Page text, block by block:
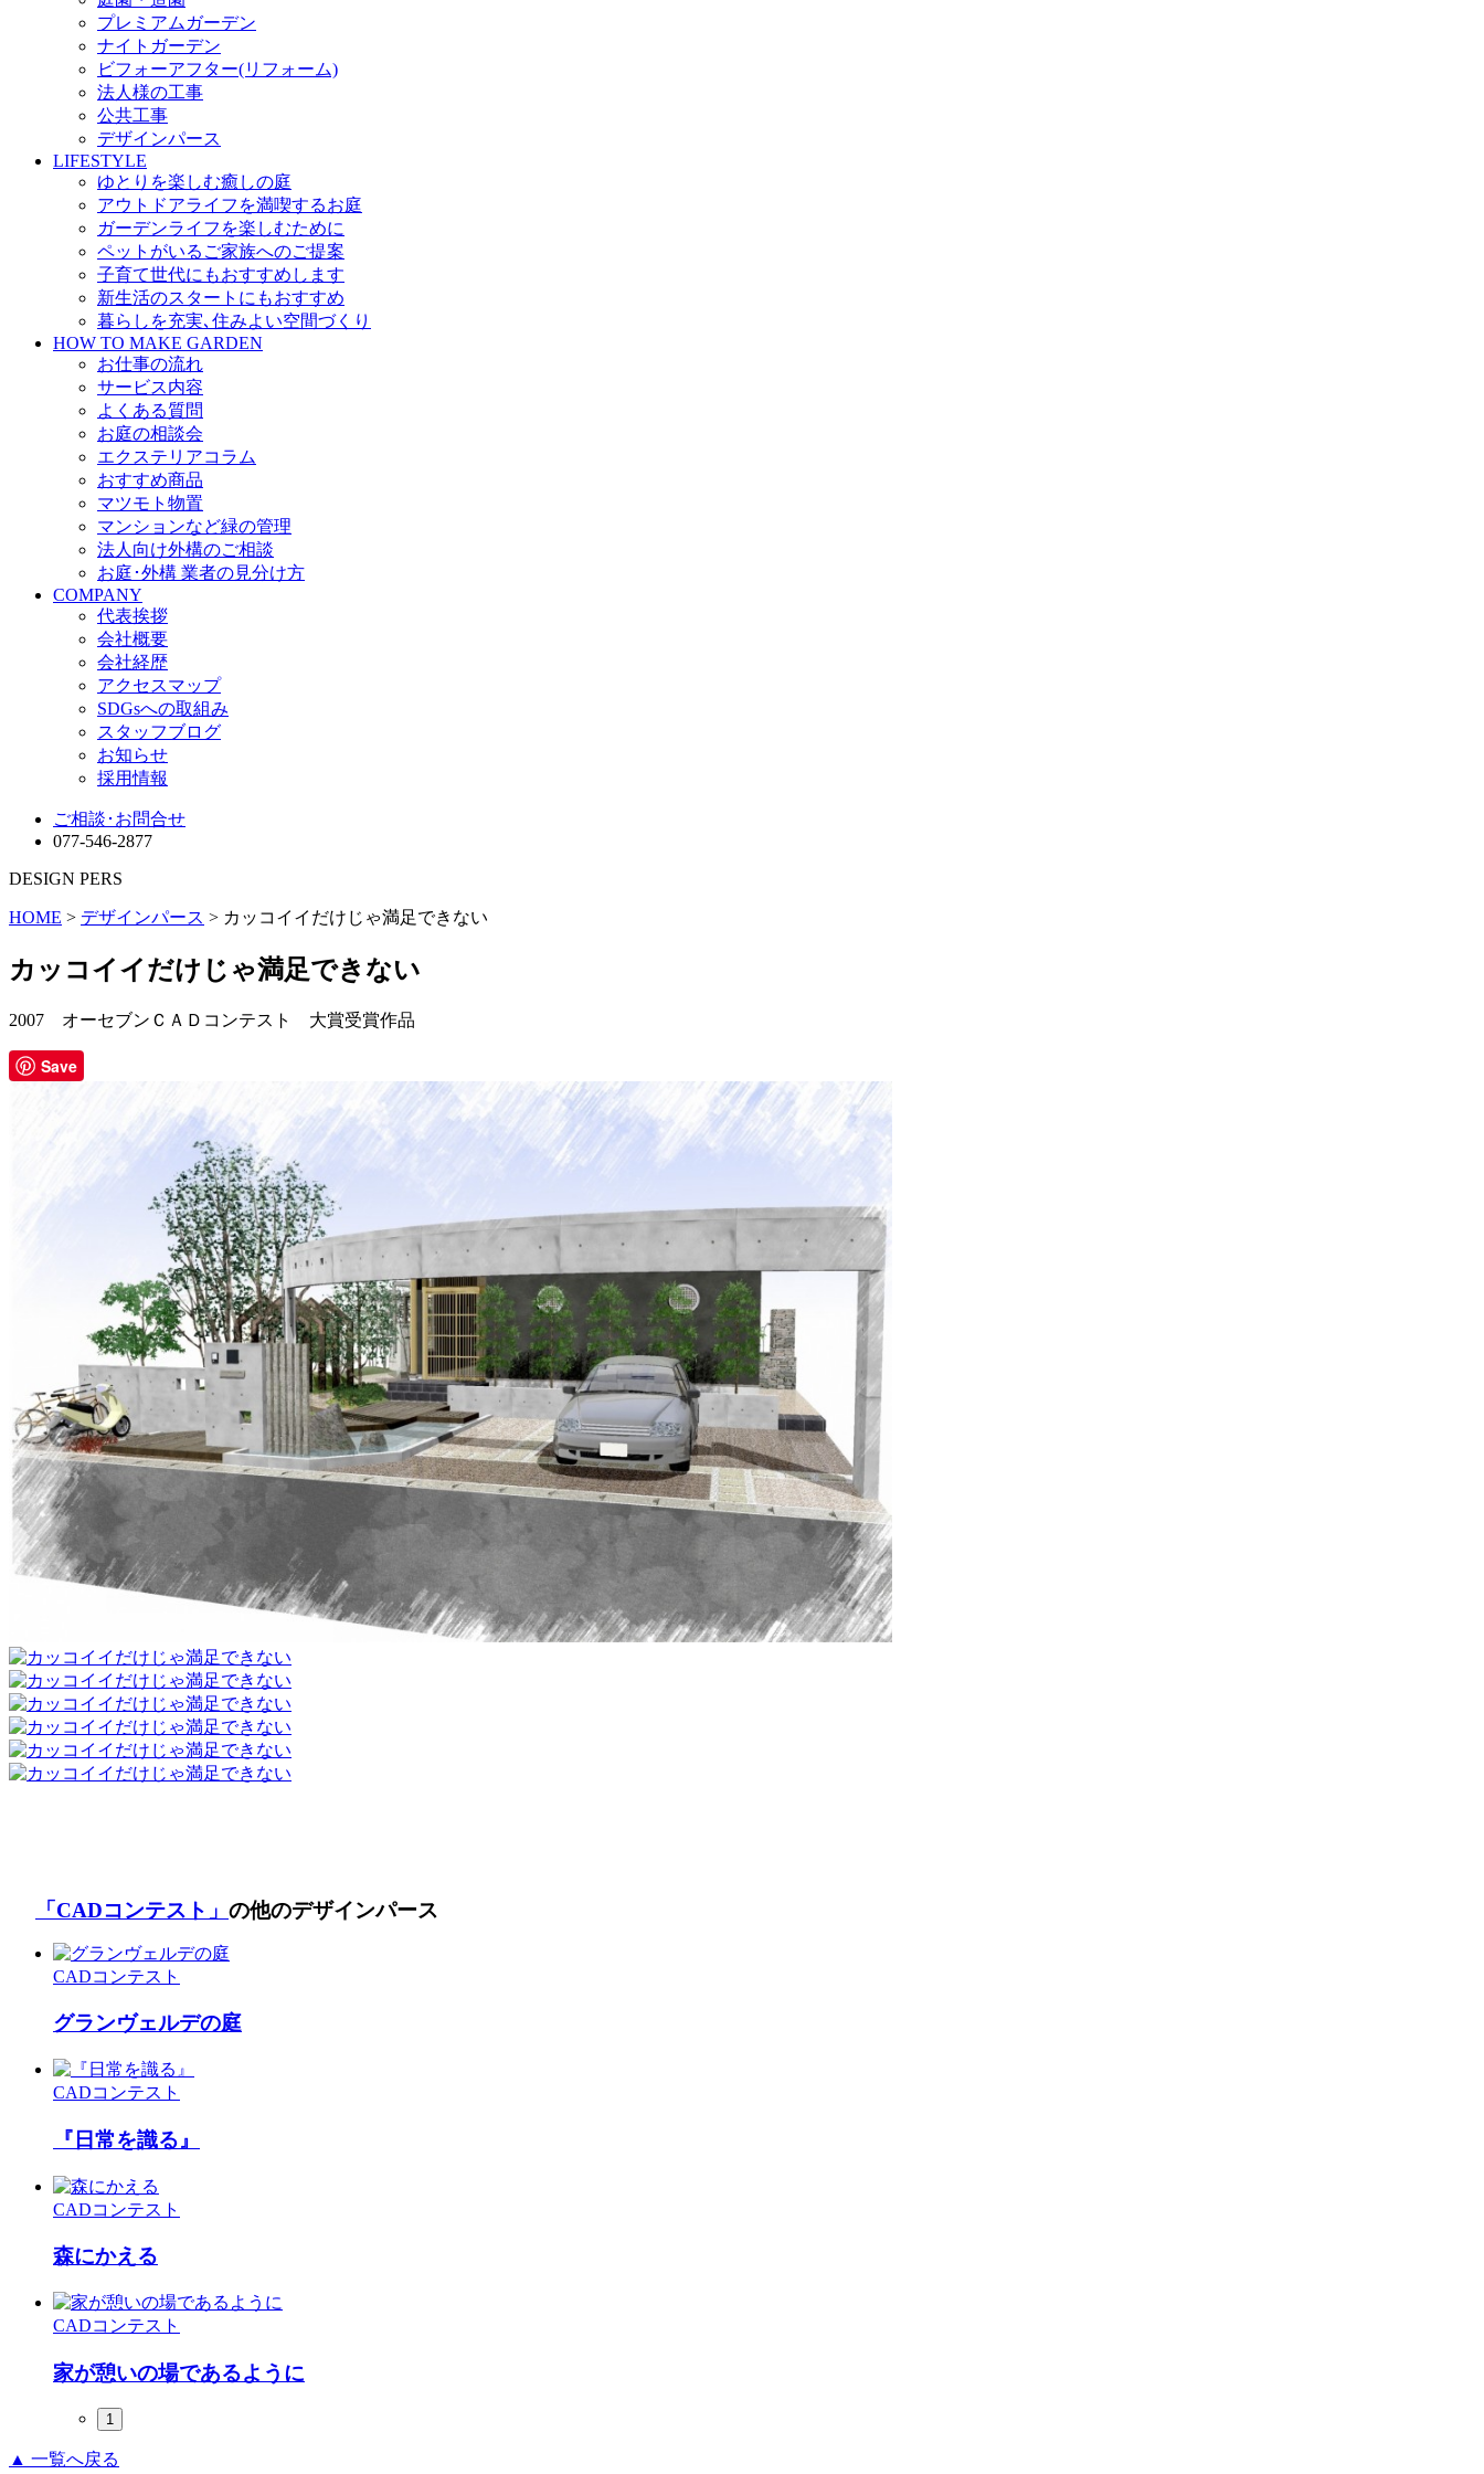
プレミアムガーデン
ナイトガーデン
ビフォーアフター(リフォーム)
法人様の工事
公共工事
デザインパース
LIFESTYLE
ゆとりを楽しむ癒しの庭
アウトドアライフを満喫するお庭
ガーデンライフを楽しむために
ペットがいるご家族へのご提案
子育て世代にもおすすめします
新生活のスタートにもおすすめ
暮らしを充実､住みよい空間づくり
HOW TO MAKE GARDEN
お仕事の流れ
サービス内容
よくある質問
お庭の相談会
エクステリアコラム
おすすめ商品
マツモト物置
マンションなど緑の管理
法人向け外構のご相談
お庭･外構 業者の見分け方
COMPANY
代表挨拶
会社概要
会社経歴
アクセスマップ
SDGsへの取組み
スタッフブログ
お知らせ
採用情報
ご相談･お問合せ
077-546-2877
DESIGN PERS
HOME > デザインパース > カッコイイだけじゃ満足できない
カッコイイだけじゃ満足できない
2007 オーセブンＣＡＤコンテスト 大賞受賞作品
Save
「CADコンテスト」 の他のデザインパース
CADコンテスト
グランヴェルデの庭
CADコンテスト
『日常を識る』
CADコンテスト
森にかえる
CADコンテスト
家が憩いの場であるように
1
▲ 一覧へ戻る